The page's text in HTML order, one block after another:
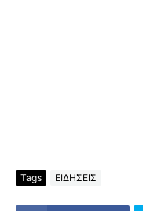
Tags ΕΙΔΗΣΕΙΣ